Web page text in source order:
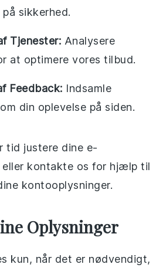
sikkerhed.
Tjenester: Analysere
at optimere vores tilbud.
Feedback: Indsamle
din oplevelse på siden.
tid justere dine e-
kontakte os for hjælp til
kontooplysninger.
Oplysninger
kun, når det er nødvendigt,